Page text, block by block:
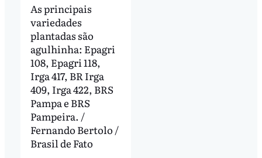
As principais
variedades
plantadas são
agulhinha: Epagri
108, Epagri 118,
Irga 417, BR Irga
409, Irga 422, BRS
Pampa e BRS
Pampeira. /
Fernando Bertolo /
Brasil de Fato